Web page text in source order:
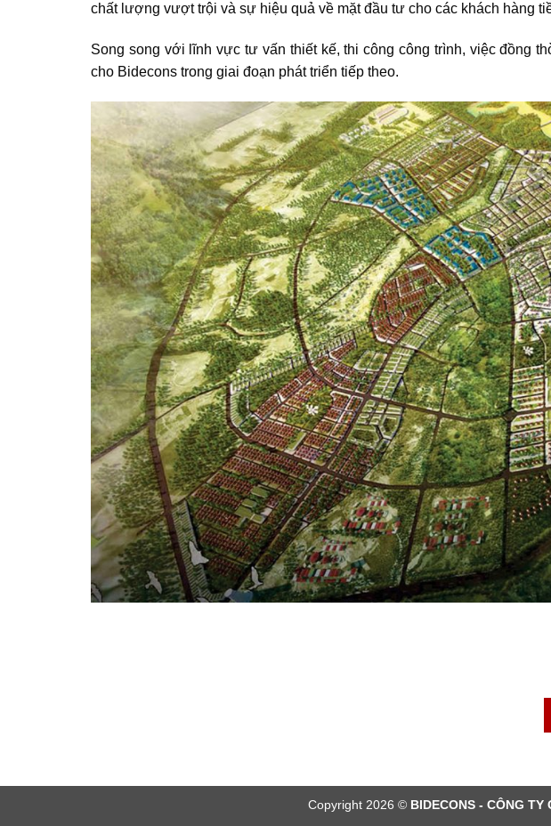
chất lượng vượt trội và sự hiệu quả về mặt đầu tư cho các khách hàng
Song song với lĩnh vực tư vấn thiết kế, thi công công trình, việc đồng
cho Bidecons trong giai đoạn phát triển tiếp theo.
Copyright 2026 © BIDECONS - CÔNG TY